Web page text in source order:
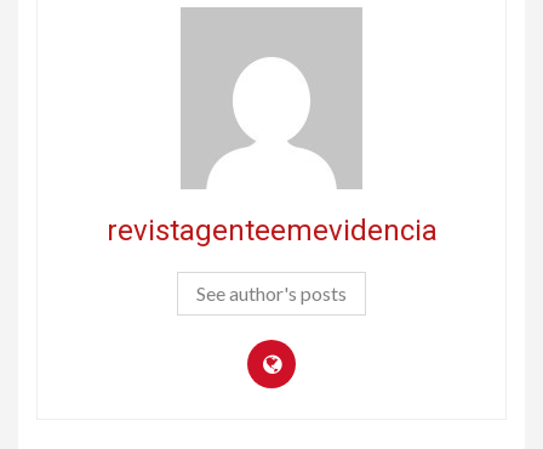
revistagenteemevidencia
See author's posts